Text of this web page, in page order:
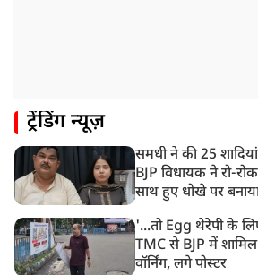
PM मोदी को आया अमेरिकी उपराष्ट्रपति
8:23 AM
रांची: छात्रों और झारखंड सरकार के बीच
की बातचीत
ट्रेंडिंग न्यूज़
समधी ने की 25
BJP विधायक ने रो-
साथ हुए धोखे पर
'...तो Egg थेरेपी के
TMC से BJP में शामिल
वॉर्निंग, लगे पोस्टर